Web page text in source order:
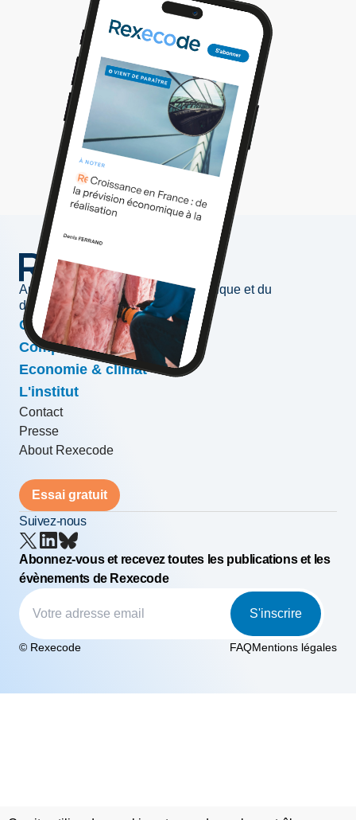
Au service de l'information économique et du
développement des entreprises
Conjoncture & prévisions
Compétitivité & croissance
Economie & climat
L'institut
Contact
Presse
About Rexecode
Essai gratuit
Suivez-nous
Abonnez-vous et recevez toutes les publications et les
évènements de Rexecode
S'inscrire
© Rexecode FAQMentions légales